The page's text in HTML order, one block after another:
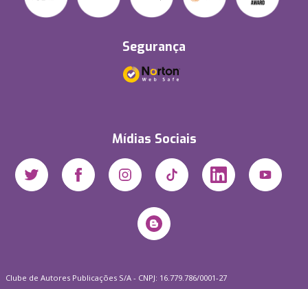
Segurança
Mídias Sociais
Clube de Autores Publicações S/A - CNPJ: 16.779.786/0001-27